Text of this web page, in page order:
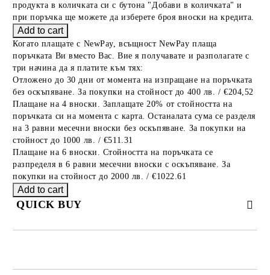
продукта в количката си с бутона "Добави в количката" и
при поръчка ще можете да изберете броя вноски на кредита.
Когато плащате с NewPay, всъщност NewPay плаща
поръчката Ви вместо Вас. Вие я получавате и разполагате с
три начина да я платите към тях:
Отложено до 30 дни от момента на изпращане на поръчката
без оскъпяване. За покупки на стойност до 400 лв. / €204,52
Плащане на 4 вноски. Заплащате 20% от стойността на
поръчката си на момента с карта. Останалата сума се разделя
на 3 равни месечни вноски без оскъпяване. За покупки на
стойност до 1000 лв. / €511.31
Плащане на 6 вноски. Стойността на поръчката се
разпределя в 6 равни месечни вноски с оскъпяване. За
покупки на стойност до 2000 лв. / €1022.61
QUICK BUY